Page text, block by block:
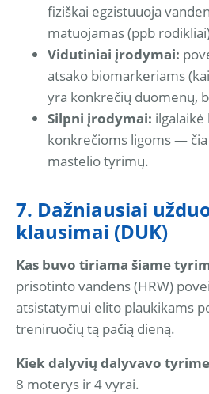
fiziškai egzistuuoja
matuojamas (ppb
Vidutiniai įrodymai:
atsako biomarkeriams
yra konkrečių duomenų,
Silpni įrodymai:
konkrečioms ligoms —
mastelio tyrimų.
7. Dažniausiai
klausimai (DUK)
Kas buvo tiriama šiame
prisotinto vandens (HRW)
atsistatymui elito plaukikams
treniruočių tą pačią dieną.
Kiek dalyvių dalyvavo
8 moterys ir 4 vyrai.